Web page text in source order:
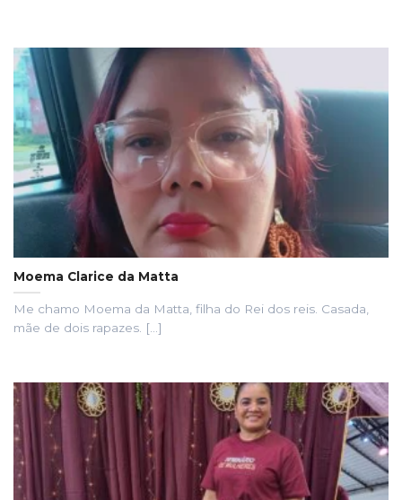
Moema Clarice da Matta
Me chamo Moema da Matta, filha do Rei dos reis. Casada,
mãe de dois rapazes. [...]